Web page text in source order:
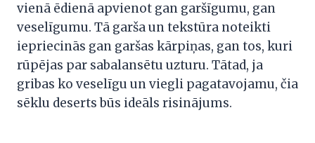
vienā ēdienā apvienot gan garšīgumu, gan
veselīgumu. Tā garša un tekstūra noteikti
iepriecinās gan garšas kārpiņas, gan tos, kuri
rūpējas par sabalansētu uzturu. Tātad, ja
gribas ko veselīgu un viegli pagatavojamu, čia
sēklu deserts būs ideāls risinājums.